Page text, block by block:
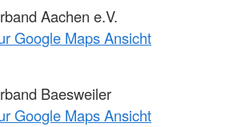
Aachen e.V.
Google Maps Ansicht
Baesweiler
Google Maps Ansicht